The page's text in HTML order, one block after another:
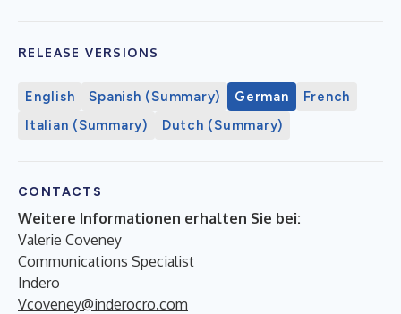
RELEASE VERSIONS
English Spanish (Summary) German
French
Italian (Summary)
Dutch (Summary)
CONTACTS
Weitere Informationen erhalten Sie bei:
Valerie Coveney
Communications Specialist
Indero
Vcoveney@inderocro.com